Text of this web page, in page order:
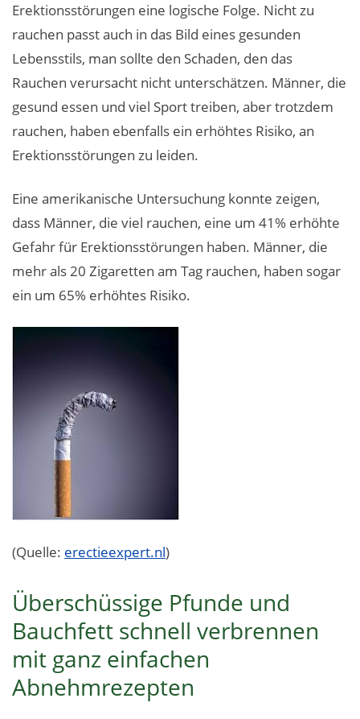
Erektionsstörungen eine logische Folge. Nicht zu
rauchen passt auch in das Bild eines gesunden
Lebensstils, man sollte den Schaden, den das
Rauchen verursacht nicht unterschätzen. Männer, die
gesund essen und viel Sport treiben, aber trotzdem
rauchen, haben ebenfalls ein erhöhtes Risiko, an
Erektionsstörungen zu leiden.
Eine amerikanische Untersuchung konnte zeigen,
dass Männer, die viel rauchen, eine um 41% erhöhte
Gefahr für Erektionsstörungen haben. Männer, die
mehr als 20 Zigaretten am Tag rauchen, haben sogar
ein um 65% erhöhtes Risiko.
(Quelle: erectieexpert.nl)
Überschüssige Pfunde und
Bauchfett schnell verbrennen
mit ganz einfachen
Abnehmrezepten